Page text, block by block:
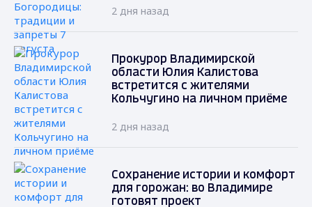
2 дня назад
Прокурор Владимирской
области Юлия Калистова
встретится с жителями
Кольчугино на личном приёме
2 дня назад
Сохранение истории и комфорт
для горожан: во Владимире
готовят проект